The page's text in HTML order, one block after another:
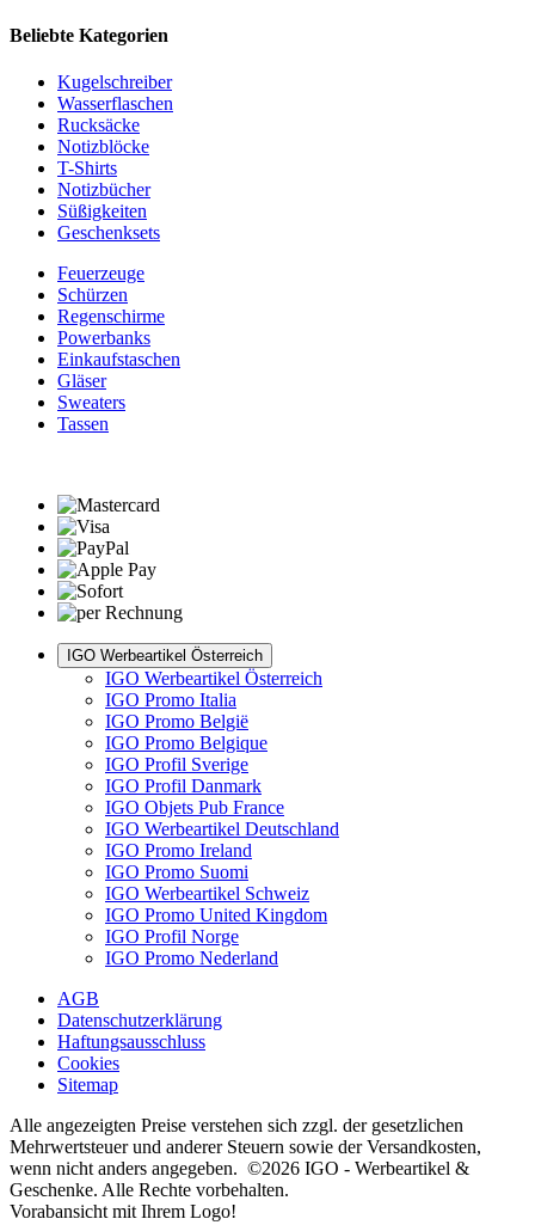
Beliebte Kategorien
Kugelschreiber
Wasserflaschen
Rucksäcke
Notizblöcke
T-Shirts
Notizbücher
Süßigkeiten
Geschenksets
Feuerzeuge
Schürzen
Regenschirme
Powerbanks
Einkaufstaschen
Gläser
Sweaters
Tassen
IGO Werbeartikel Österreich
IGO Werbeartikel Österreich
IGO Promo Italia
IGO Promo België
IGO Promo Belgique
IGO Profil Sverige
IGO Profil Danmark
IGO Objets Pub France
IGO Werbeartikel Deutschland
IGO Promo Ireland
IGO Promo Suomi
IGO Werbeartikel Schweiz
IGO Promo United Kingdom
IGO Profil Norge
IGO Promo Nederland
AGB
Datenschutzerklärung
Haftungsausschluss
Cookies
Sitemap
Alle angezeigten Preise verstehen sich zzgl. der gesetzlichen
Mehrwertsteuer und anderer Steuern sowie der Versandkosten,
wenn nicht anders angegeben. ©2026 IGO - Werbeartikel &
Geschenke. Alle Rechte vorbehalten.
Vorabansicht mit Ihrem Logo!